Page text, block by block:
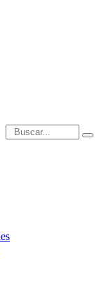
Introduce términos de